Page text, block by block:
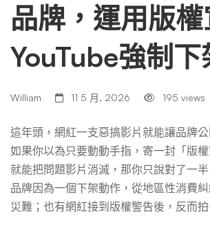
品牌，運用版
YouTube強制下
William 11 5 月, 2026 195 views
這年頭，網紅一支惡搞影片就能讓品牌
如果你以為只要動動手指，寄一封「版
就能把問題影片消滅，那你只說對了一
品牌因為一個下架動作，從地區性消費
災難；也有網紅接到版權警告後，反而拍